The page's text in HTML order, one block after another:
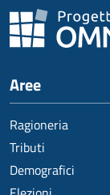
Aree
Ragioneria
Tributi
Demografici